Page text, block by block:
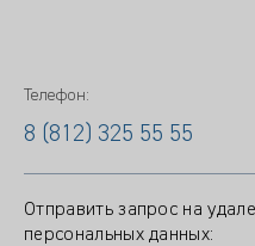
Телефон:
8 (812) 325 55 55
Отправить запрос на
персональных данных: